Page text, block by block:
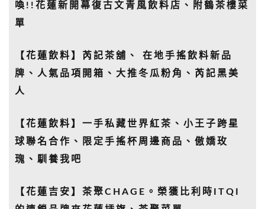
喚!!花蓮新開幕復古文青風飲料店、附鶴茶樓菜
單
【花蓮飲料】芮記茶舖、 在地手搖飲料新品
牌、人氣品項開箱、大推冬瓜粉角、芮記黑美
人
【花蓮飲料】一手私藏世界紅茶、小王子跨星
球聯名合作、限定手搖杯周邊商品、傲嬌玫
瑰、馴養我吧
【花蓮吉安】茶聚CHAGE。榮獲比利時ITQI